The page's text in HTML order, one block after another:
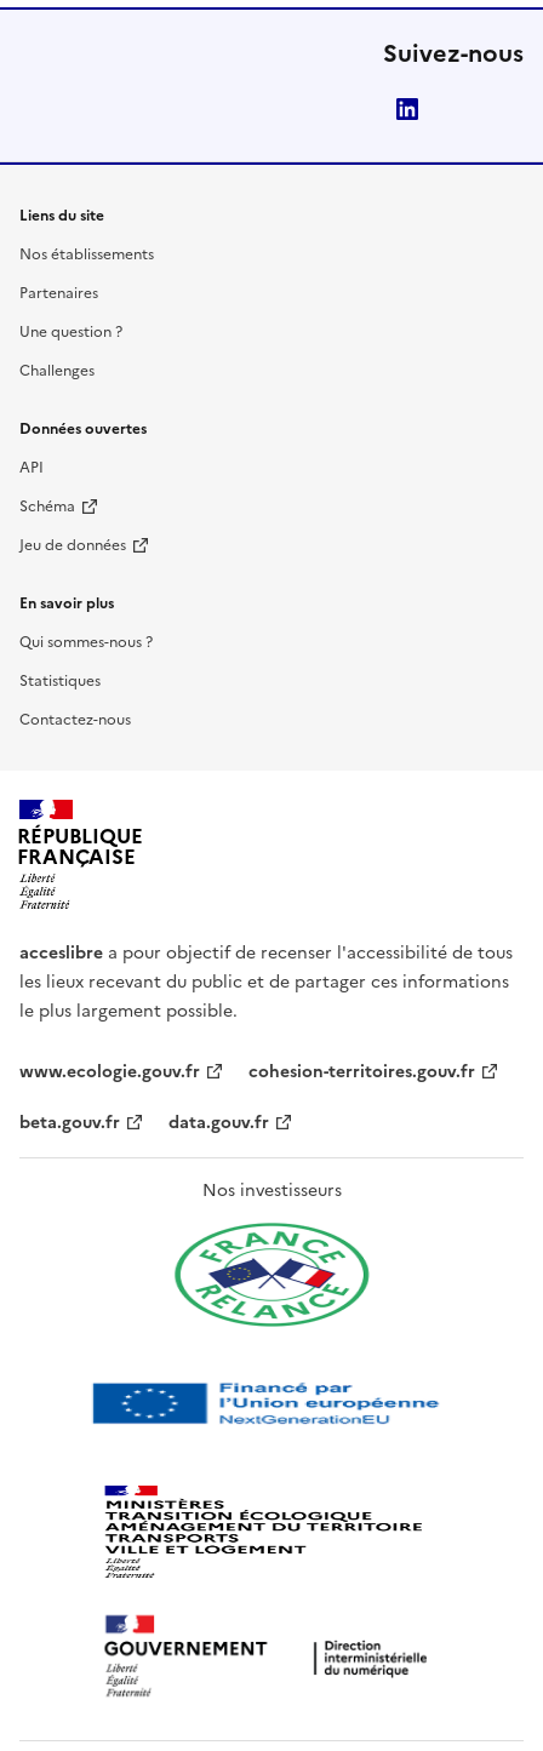
Suivez-nous
Liens du site
Nos établissements
Partenaires
Une question ?
Challenges
Données ouvertes
API
Schéma
Jeu de données
En savoir plus
Qui sommes-nous ?
Statistiques
Contactez-nous
RÉPUBLIQUE
FRANÇAISE
acceslibre a pour objectif de recenser l'accessibilité de tous
les lieux recevant du public et de partager ces informations
le plus largement possible.
www.ecologie.gouv.fr
cohesion-territoires.gouv.fr
beta.gouv.fr
data.gouv.fr
Nos investisseurs